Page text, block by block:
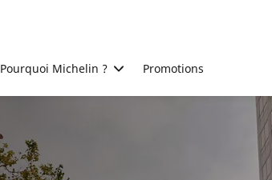
Pourquoi Michelin ? Promotions